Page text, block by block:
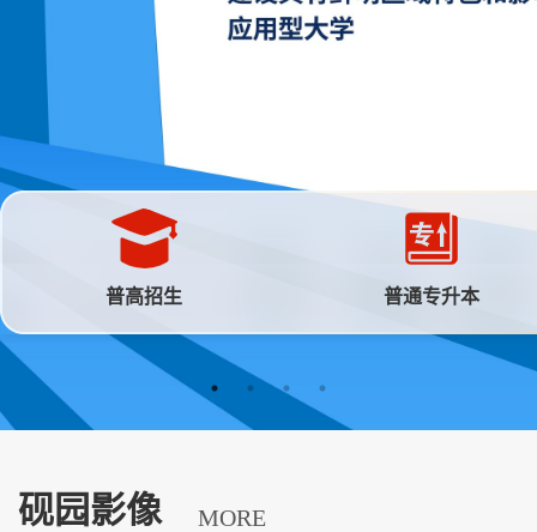
普高招生 普通专升本
砚园影像 MORE